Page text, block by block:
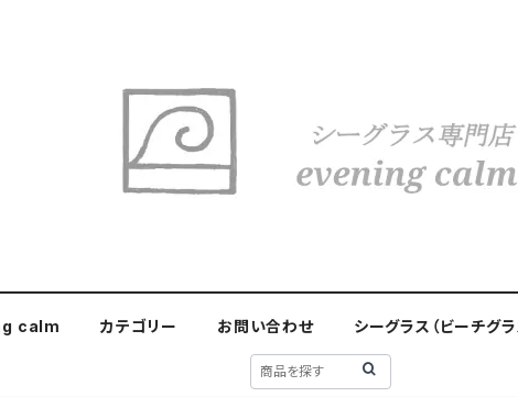
calm カテゴリー お問い合わせ シーグラス（ビーチグラ